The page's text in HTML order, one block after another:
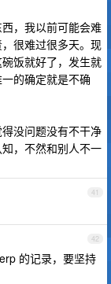
，我以前可能会难
很难过很多天。现
饭就好了，发生就
的确定就是不确
没问题没有不干净
，不然和别人不一
41
42
的记录，要坚持